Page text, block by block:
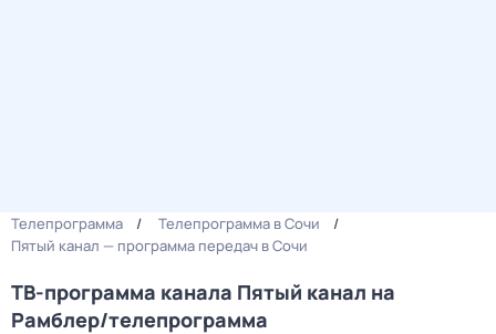
Телепрограмма
Телепрограмма в Сочи
Пятый канал — программа передач в Сочи
ТВ-программа канала Пятый канал на
Рамблер/телепрограмма